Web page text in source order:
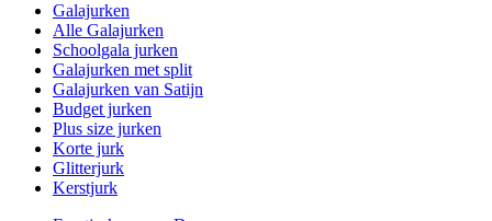
Galajurken
Alle Galajurken
Schoolgala jurken
Galajurken met split
Galajurken van Satijn
Budget jurken
Plus size jurken
Korte jurk
Glitterjurk
Kerstjurk